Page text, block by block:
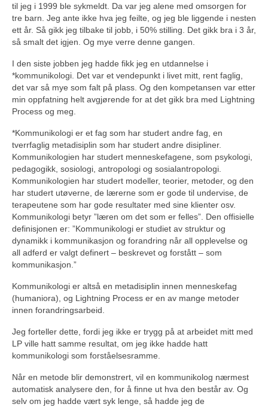
til jeg i 1999 ble sykmeldt. Da var jeg alene med omsorgen for
tre barn. Jeg ante ikke hva jeg feilte, og jeg ble liggende i nesten
ett år. Så gikk jeg tilbake til jobb, i 50% stilling. Det gikk bra i 3 år,
så smalt det igjen. Og mye verre denne gangen.
I den siste jobben jeg hadde fikk jeg en utdannelse i
*kommunikologi. Det var et vendepunkt i livet mitt, rent faglig,
det var så mye som falt på plass. Og den kompetansen var etter
min oppfatning helt avgjørende for at det gikk bra med Lightning
Process og meg.
*Kommunikologi er et fag som har studert andre fag, en
tverrfaglig metadisiplin som har studert andre disipliner.
Kommunikologien har studert menneskefagene, som psykologi,
pedagogikk, sosiologi, antropologi og sosialantropologi.
Kommunikologien har studert modeller, teorier, metoder, og den
har studert utøverne, de lærerne som er gode til undervise, de
terapeutene som har gode resultater med sine klienter osv.
Kommunikologi betyr ”læren om det som er felles”. Den offisielle
definisjonen er: ”Kommunikologi er studiet av struktur og
dynamikk i kommunikasjon og forandring når all opplevelse og
all adferd er valgt definert – beskrevet og forstått – som
kommunikasjon.”
Kommunikologi er altså en metadisiplin innen menneskefag
(humaniora), og Lightning Process er en av mange metoder
innen forandringsarbeid.
Jeg forteller dette, fordi jeg ikke er trygg på at arbeidet mitt med
LP ville hatt samme resultat, om jeg ikke hadde hatt
kommunikologi som forståelsesramme.
Når en metode blir demonstrert, vil en kommunikolog nærmest
automatisk analysere den, for å finne ut hva den består av. Og
selv om jeg hadde vært syk lenge, så hadde jeg de